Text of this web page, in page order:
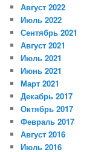
Август 2022
Июль 2022
Сентябрь 2021
Август 2021
Июль 2021
Июнь 2021
Март 2021
Декабрь 2017
Октябрь 2017
Февраль 2017
Август 2016
Июль 2016